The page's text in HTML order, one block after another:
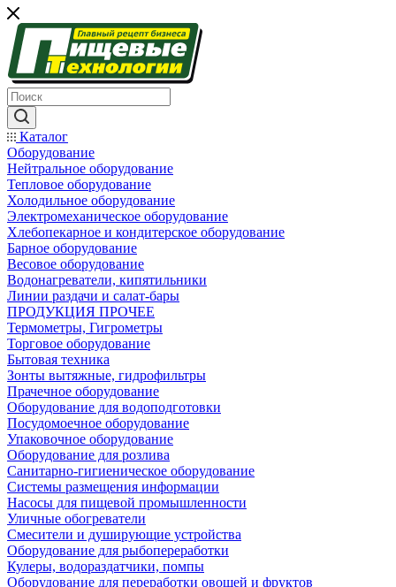
Каталог
Оборудование
Нейтральное оборудование
Тепловое оборудование
Холодильное оборудование
Электромеханическое оборудование
Хлебопекарное и кондитерское оборудование
Барное оборудование
Весовое оборудование
Водонагреватели, кипятильники
Линии раздачи и салат-бары
ПРОДУКЦИЯ ПРОЧЕЕ
Термометры, Гигрометры
Торговое оборудование
Бытовая техника
Зонты вытяжные, гидрофильтры
Прачечное оборудование
Оборудование для водоподготовки
Посудомоечное оборудование
Упаковочное оборудование
Оборудование для розлива
Санитарно-гигиеническое оборудование
Системы размещения информации
Насосы для пищевой промышленности
Уличные обогреватели
Смесители и душирующие устройства
Оборудование для рыбопереработки
Кулеры, водораздатчики, помпы
Оборудование для переработки овощей и фруктов